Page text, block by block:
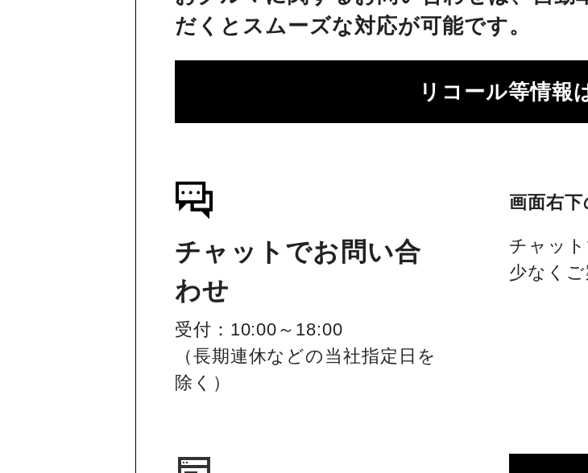
だくとスムーズな対応が可能です。
リコール等情報
チャットでお問い合
わせ
受付：10:00～18:00
（長期連休などの当社指定日を
除く）
画面右下
チャッ
少なくご